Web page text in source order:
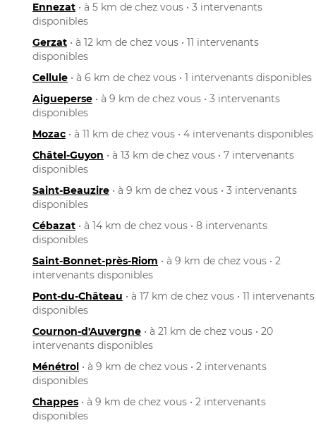
Ennezat • à 5 km de chez vous • 3 intervenants
disponibles
Gerzat • à 12 km de chez vous • 11 intervenants
disponibles
Cellule • à 6 km de chez vous • 1 intervenants disponibles
Aigueperse • à 9 km de chez vous • 3 intervenants
disponibles
Mozac • à 11 km de chez vous • 4 intervenants disponibles
Châtel-Guyon • à 13 km de chez vous • 7 intervenants
disponibles
Saint-Beauzire • à 9 km de chez vous • 3 intervenants
disponibles
Cébazat • à 14 km de chez vous • 8 intervenants
disponibles
Saint-Bonnet-près-Riom • à 9 km de chez vous • 2
intervenants disponibles
Pont-du-Château • à 17 km de chez vous • 11 intervenants
disponibles
Cournon-d'Auvergne • à 21 km de chez vous • 20
intervenants disponibles
Ménétrol • à 9 km de chez vous • 2 intervenants
disponibles
Chappes • à 9 km de chez vous • 2 intervenants
disponibles